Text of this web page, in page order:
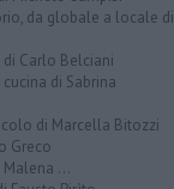
da globale a locale di
di Carlo Belciani
di Sabrina
di Marcella Bitozzi
Greco
...